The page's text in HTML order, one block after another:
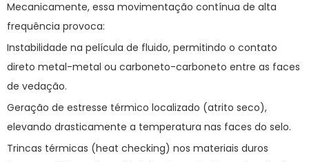
Mecanicamente, essa movimentação contínua de alta
frequência provoca:
Instabilidade na película de fluido, permitindo o contato
direto metal-metal ou carboneto-carboneto entre as faces
de vedação.
Geração de estresse térmico localizado (atrito seco),
elevando drasticamente a temperatura nas faces do selo.
Trincas térmicas (heat checking) nos materiais duros